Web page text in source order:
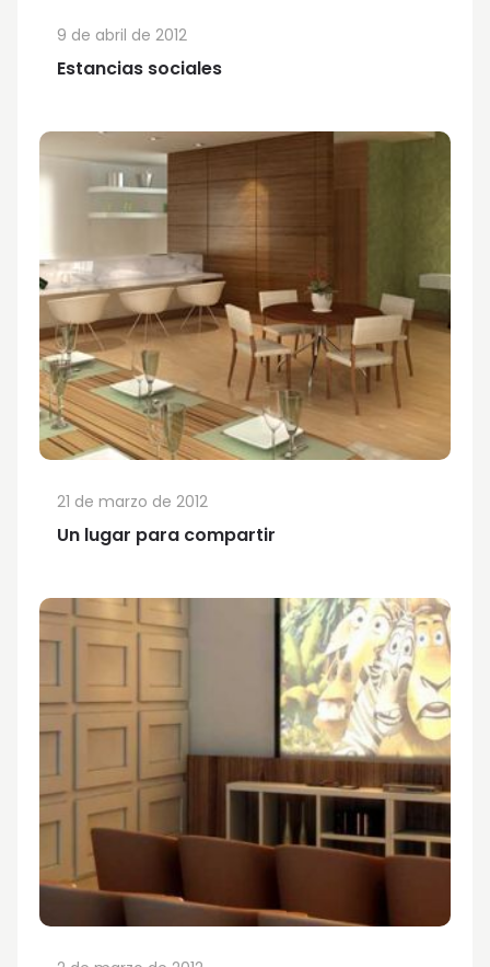
Estancias sociales
9 de abril de 2012
Un lugar para compartir
21 de marzo de 2012